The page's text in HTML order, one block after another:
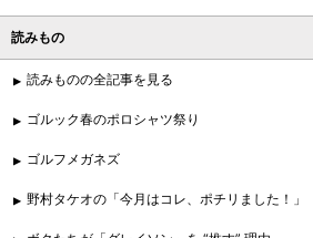
読みもの
読みものの全記事を見る
ゴルック春のポロシャツ祭り
ゴルフメガネズ
野村タケオの「今月はコレ、ポチリました！」